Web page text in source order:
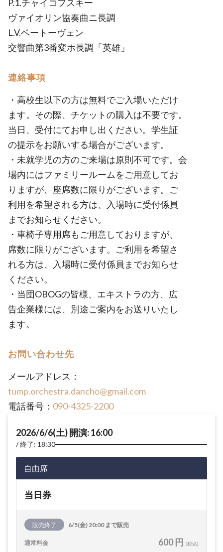
P.1.チャイコフスキー
ヴァイオリン協奏曲ニ長調
L.V.ベートーヴェン
交響曲第3番変ホ長調「英雄」
連絡事項
・高校生以下の方は無料でご入場いただけ
ます。その際、チケットの購入は不要です。
当日、受付にてお申し出ください。学生証
の提示をお願いする場合がございます。
・未就学児の方のご来場は原則不可です。会
場内にはファミリールームをご用意してお
りますが、座席数に限りがございます。ご
利用を希望される方は、入場時に受付係員
までお知らせください。
・車椅子専用席もご用意しておりますが、
席数に限りがございます。ご利用を希望さ
れる方は、入場時に受付係員までお知らせ
ください。
・当団OBOGの皆様、エキストラの方、広
告企業様には、別途ご案内をお送りいたし
ます。
お問い合わせ先
メールアドレス：
tump.orchestra.dancho@gmail.com
電話番号： 090-4325-2200
2026/6/6(土) 開演: 16:00
終了: 18:30
自由席
当日券
販売終了 6/5(金) 20:00 まで販売
通常料金 600 円 (税込)